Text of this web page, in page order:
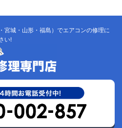
宮城・山形・福島）でエアコンの修理に
い!